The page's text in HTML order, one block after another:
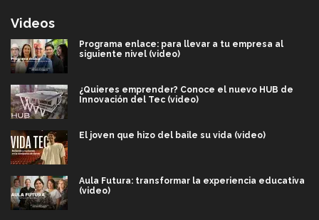
Videos
Programa enlace: para llevar a tu empresa al
siguiente nivel (video)
¿Quieres emprender? Conoce el nuevo HUB de
Innovación del Tec (video)
El joven que hizo del baile su vida (video)
Aula Futura: transformar la experiencia educativa
(video)